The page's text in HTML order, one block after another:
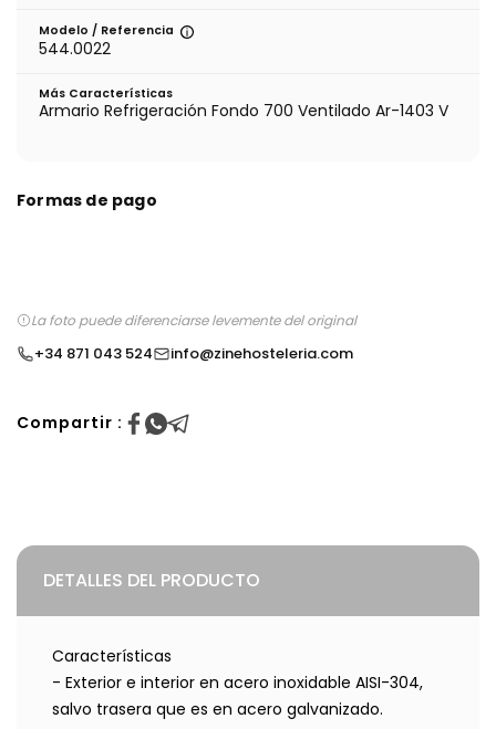
Modelo / Referencia
544.0022
Más Características
Armario Refrigeración Fondo 700 Ventilado Ar-1403 V
Formas de pago
La foto puede diferenciarse levemente del original
+34 871 043 524 info@zinehosteleria.com
Compartir :
DETALLES DEL PRODUCTO
Características
- Exterior e interior en acero inoxidable AISI-304,
salvo trasera que es en acero galvanizado.